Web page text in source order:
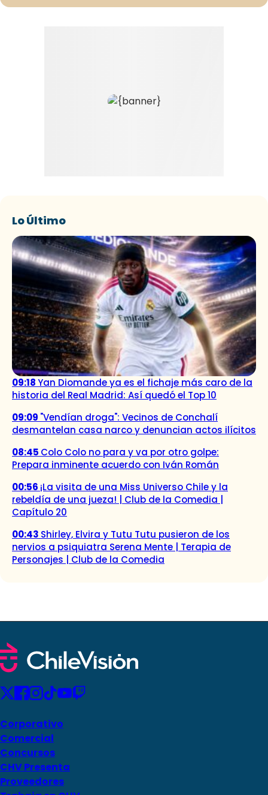
Lo Último
09:18Yan Diomande ya es el fichaje más caro de la
historia del Real Madrid: Así quedó el Top 10
09:09 "Vendían droga": Vecinos de Conchalí
desmantelan casa narco y denuncian actos ilícitos
08:45 Colo Colo no para y va por otro golpe:
Prepara inminente acuerdo con Iván Román
00:56 ¡La visita de una Miss Universo Chile y la
rebeldía de una jueza! | Club de la Comedia |
Capítulo 20
00:43 Shirley, Elvira y Tutu Tutu pusieron de los
nervios a psiquiatra Serena Mente | Terapia de
Personajes | Club de la Comedia
Corporativo
Comercial
Concursos
CHV Presenta
Proveedores